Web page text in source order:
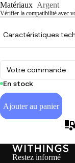
Matériaux Argent
Vérifier la compatibilité avec
Caractéristiques
Votre commande
En stock
Ajouter au panier
Restez informé